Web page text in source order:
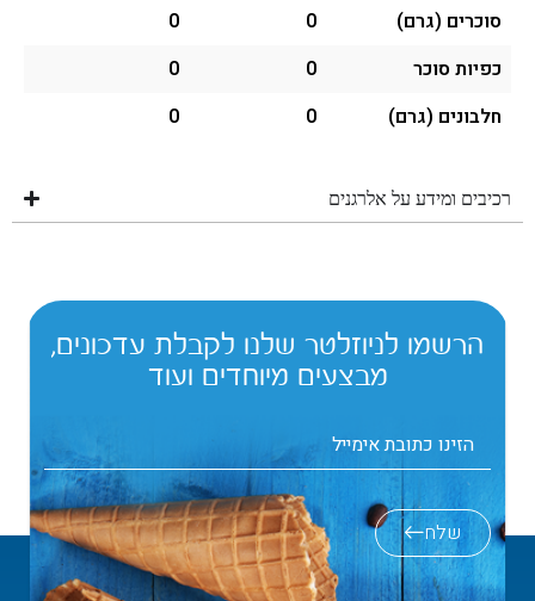
סוכרים (גרם)
0
0
כפיות סוכר
0
0
חלבונים (גרם)
0
0
רכיבים ומידע על אלרגנים
הרשמו לניוזלטר שלנו לקבלת עדכונים,
מבצעים מיוחדים ועוד
שלח